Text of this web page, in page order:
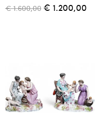
€ 1.600,00 € 1.200,00